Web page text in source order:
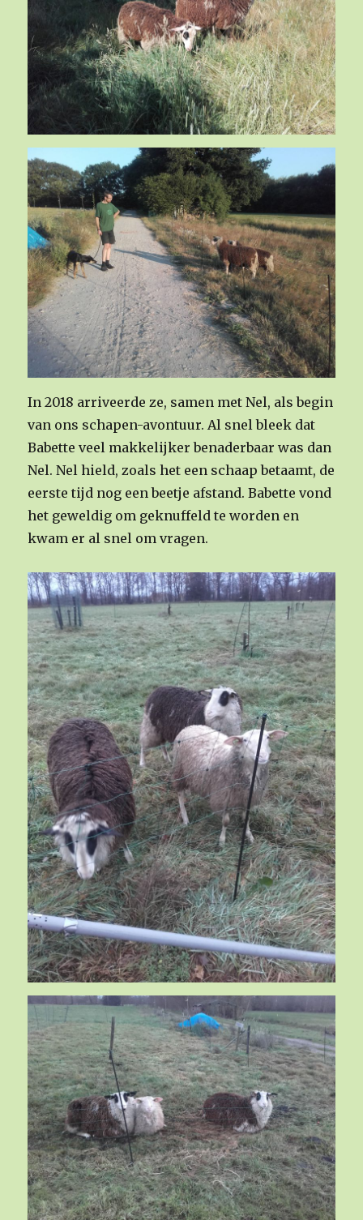
In 2018 arriveerde ze, samen met Nel, als begin
van ons schapen-avontuur. Al snel bleek dat
Babette veel makkelijker benaderbaar was dan
Nel. Nel hield, zoals het een schaap betaamt, de
eerste tijd nog een beetje afstand. Babette vond
het geweldig om geknuffeld te worden en
kwam er al snel om vragen.